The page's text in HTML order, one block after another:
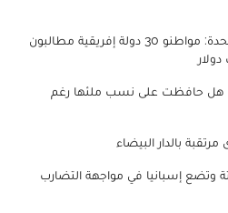
تأشيرة الدخول للولايات المتحدة: مواطنو 30 دولة إفريقية مطالبون
هل حافظت على نسب ملئها رغم
بالدار البيضاء
وتضع إسبانيا في مواجهة التضارب